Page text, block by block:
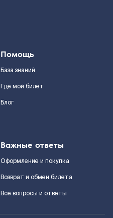
Помощь
База знаний
Где мой билет
Блог
Важные ответы
Оформление и покупка
Возврат и обмен билета
Все вопросы и ответы